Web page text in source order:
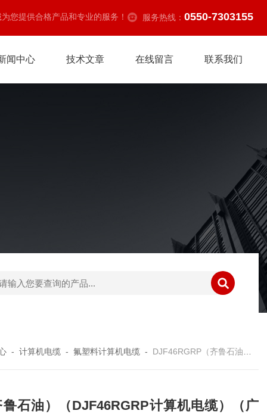
您提供合格产品和专业的服务！ 服务热线： 0550-7303155
闻中心 技术文章 在线留言 联系我们
-计算机电缆 -氟塑料计算机电缆 - DJF46RGRP（齐鲁石油）（DJF46RGRP计算机电缆）（广元）
石油）（DJF46RGRP计算机电缆）（广